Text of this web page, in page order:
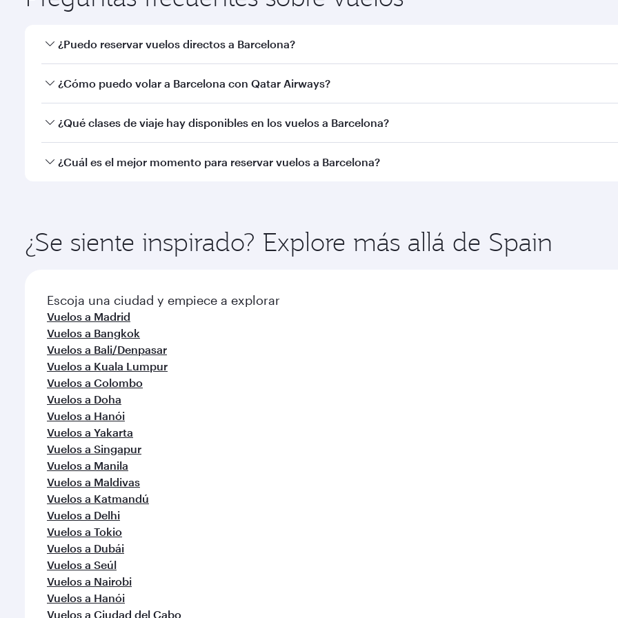
¿Puedo reservar vuelos directos a Barcelona?
Sí, Qatar Airways opera vuelos directos a Barcelona. Busque vuelos a través en nuestra página de inicio y
¿Cómo puedo volar a Barcelona con Qatar Airways?
Puede volar directamente a Barcelona con Qatar Airways. Le conectamos con más de 150 destinos a través
¿Qué clases de viaje hay disponibles en los vuelos a Barcelona?
La disponibilidad de las clases de viaje dependerá de la ruta y la aerolínea operadora. En el caso de los vuelos
¿Cuál es el mejor momento para reservar vuelos a Barcelona?
¿Se siente inspirado? Explore más allá de Spain
Escoja una ciudad y empiece a explorar
Vuelos a Madrid
Vuelos a Bangkok
Vuelos a Bali/Denpasar
Vuelos a Kuala Lumpur
Vuelos a Colombo
Vuelos a Doha
Vuelos a Hanói
Vuelos a Yakarta
Vuelos a Singapur
Vuelos a Manila
Vuelos a Maldivas
Vuelos a Katmandú
Vuelos a Delhi
Vuelos a Tokio
Vuelos a Dubái
Vuelos a Seúl
Vuelos a Nairobi
Vuelos a Hanói
Vuelos a Ciudad del Cabo